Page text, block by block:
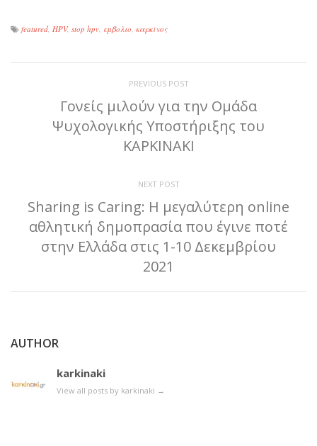
featured, HPV, stop hpv, εμβολιο, καρκίνος
PREVIOUS POST
Γονείς μιλούν για την Ομάδα
Ψυχολογικής Υποστήριξης του
ΚΑΡΚΙΝΑΚΙ
NEXT POST
Sharing is Caring: Η μεγαλύτερη online
αθλητική δημοπρασία που έγινε ποτέ
στην Ελλάδα στις 1-10 Δεκεμβρίου
2021
AUTHOR
karkinaki
View all posts by karkinaki →